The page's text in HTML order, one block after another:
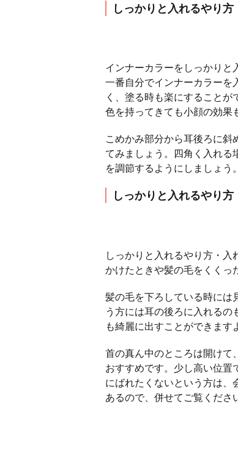
しっかりと入れるやり
インナーカラーをしっかりと
一番自分でインナーカラーを
く、塗る時も楽にすること
色を持ってきても小顔の効果
こめかみ部分から耳後ろに斜
てみましょう。四角く入れる
を調節するようにしましょう。
しっかりと入れるやり
しっかりと入れるやり方・
かけたときや髪の毛をくくっ
髪の毛を下ろしている時には
う方には耳の後ろに入れる
も綺麗に出すことができます
首の真ん中のところは開けて
おすすめです。少し高い位置
にばれたくないという方は、
あるので、併せてご覧くださ